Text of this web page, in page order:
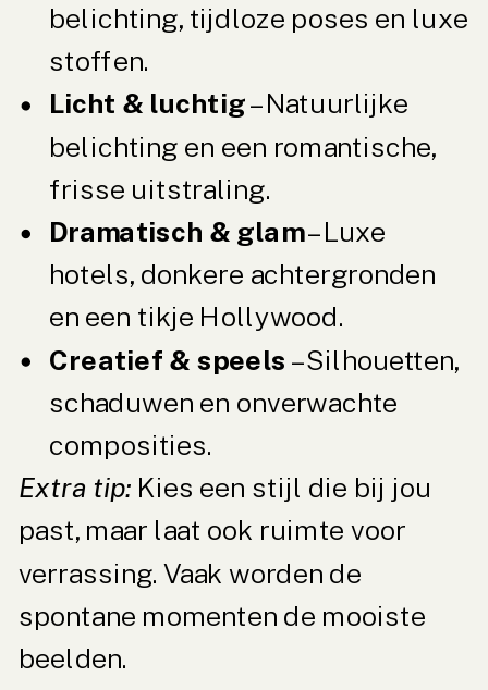
belichting, tijdloze poses en luxe
stoffen.
Licht & luchtig– Natuurlijke
belichting en een romantische,
frisse uitstraling.
Dramatisch & glam– Luxe
hotels, donkere achtergronden
en een tikje Hollywood.
Creatief & speels – Silhouetten,
schaduwen en onverwachte
composities.
Extra tip: Kies een stijl die bij jou
past, maar laat ook ruimte voor
verrassing. Vaak worden de
spontane momenten de mooiste
beelden.